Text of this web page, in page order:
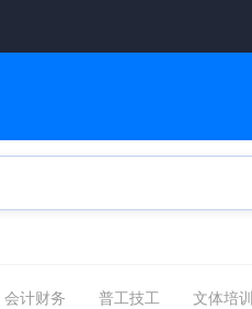
会计财务 普工技工 文体培训